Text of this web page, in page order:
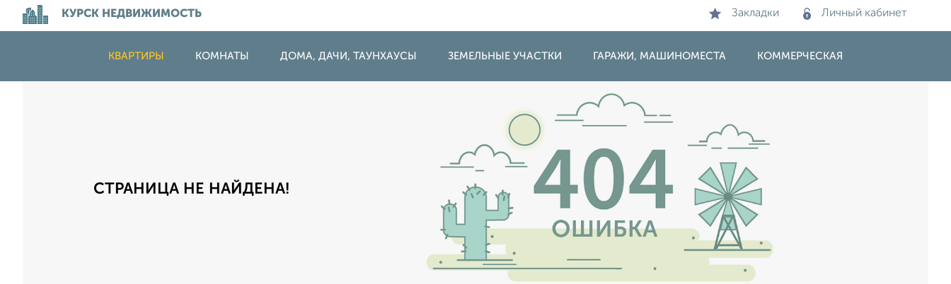
КУРСК НЕДВИЖИМОСТЬ Закладки Личный кабинет
КВАРТИРЫ КОМНАТЫ ДОМА, ДАЧИ, ТАУНХАУСЫ ЗЕМЕЛЬНЫЕ УЧАСТКИ ГАРАЖИ, МАШИНОМЕСТА КОММЕРЧЕСКАЯ
СТРАНИЦА НЕ НАЙДЕНА!